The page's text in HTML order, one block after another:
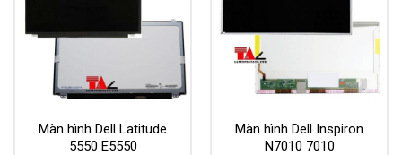
Màn hình Dell Latitude
5550 E5550
Màn hình Dell Inspiron
N7010 7010